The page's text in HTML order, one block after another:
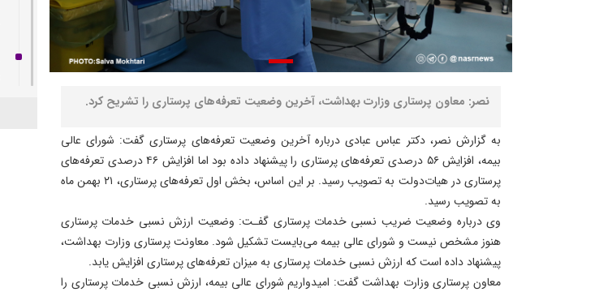
نصر: معاون پرستاری وزارت بهداشت، آخرین وضعیت تعرفه‌های پرستاری را تشریح کرد.
به گزارش نصر، دکتر عباس عبادی درباره آخرین وضعیت تعرفه‌های پرستاری گفت: شورای عالی
بیمه، افزایش ۵۶ درصدی تعرفه‌های پرستاری را پیشنهاد داده بود اما افزایش ۴۶ درصدی تعرفه‌های
پرستاری در هیات‌دولت به تصویب رسید. بر این اساس، بخش اول تعرفه‌های پرستاری، ۲۱ بهمن ماه
به تصویب رسید.
وی درباره وضعیت ضریب نسبی خدمات پرستاری گفـت: وضعیت ارزش نسبی خدمات پرستاری
هنوز مشخص نیست و شورای عالی بیمه می‌بایست تشکیل شود. معاونت پرستاری وزارت بهداشت،
پیشنهاد داده است که ارزش نسبی خدمات پرستاری به میزان تعرفه‌های پرستاری افزایش یابد.
معاون پرستاری وزارت بهداشت گفت: امیدواریم شورای عالی بیمه، ارزش نسبی خدمات پرستاری را